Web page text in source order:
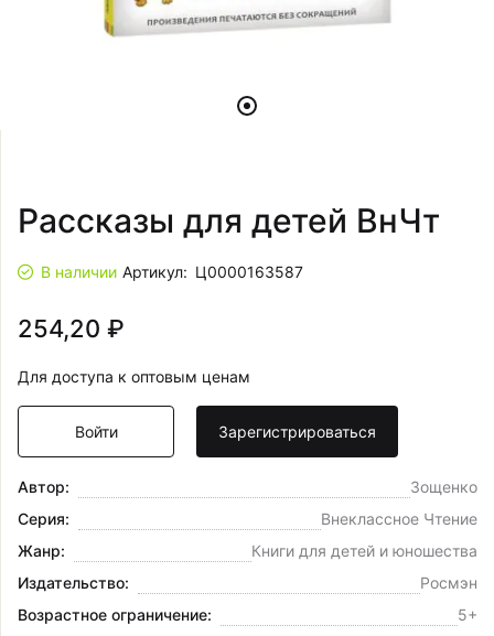
Рассказы для детей ВнЧт
В наличии Артикул: Ц0000163587
254,20 ₽
Для доступа к оптовым ценам
Войти Зарегистрироваться
Автор:
Зощенко
Серия:
Внеклассное Чтение
Жанр:
Книги для детей и юношества
Издательство:
Росмэн
Возрастное ограничение:
5+